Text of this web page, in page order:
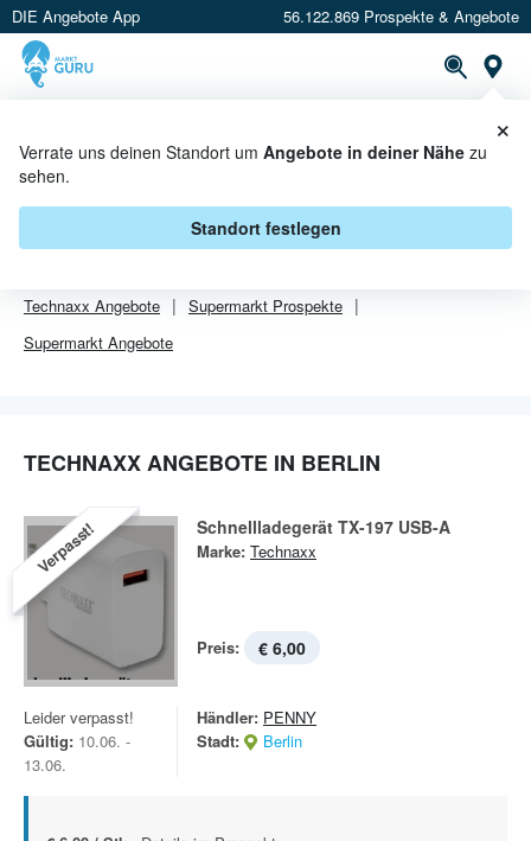
DIE Angebote App 56.122.869 Prospekte & Angebote
Verrate uns deinen Standort um Angebote in deiner Nähe zu
sehen.
Standort festlegen
×
TECHNAXX ANGEBOTE IN BERLIN
VonTechnaxxsind in Berlin leider alle Angebebote abgelaufen.
Technaxx Angebote Supermarkt Prospekte
Supermarkt Angebote
TECHNAXX ANGEBOTE IN BERLIN
Verpasst! Schnellladegerät TX-197 USB-A
Marke: Technaxx
Preis: € 6,00
Leider verpasst!
Gültig: 10.06. -
13.06.
Händler: PENNY
Stadt:
Berlin